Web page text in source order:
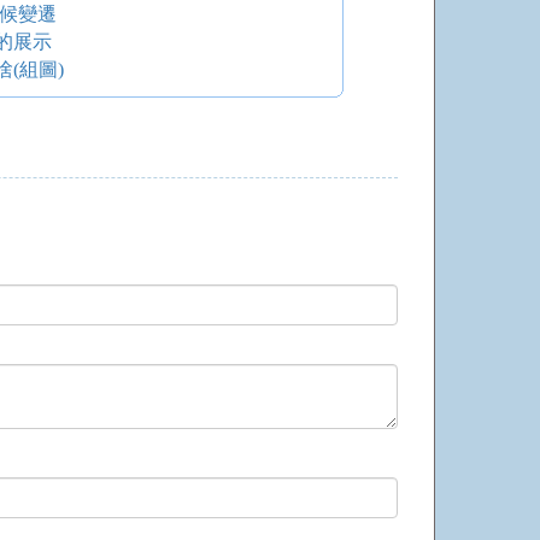
變遷
展示
(組圖)